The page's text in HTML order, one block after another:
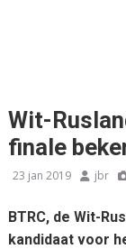
Wit-
finale
23 jan 2019 jbr
BTRC, de Wit-
kandidaat voor